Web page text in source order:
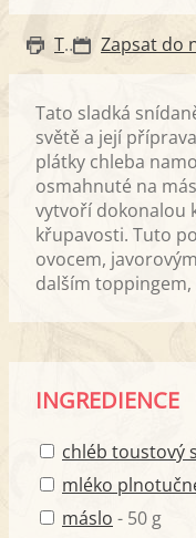
Tisk
Tato sladká
světě a její
plátky chleba
osmahnuté na
vytvoří dokonalou
křupavosti. Tuto
ovocem,
dalším
INGREDIENCE
chléb toustový
mléko
máslo - 50 g